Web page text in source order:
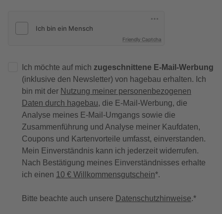
Friendly Captcha
Ich möchte auf mich zugeschnittene E-Mail-Werbung
(inklusive den Newsletter) von hagebau erhalten. Ich
bin mit der Nutzung meiner personenbezogenen
Daten durch hagebau, die E-Mail-Werbung, die
Analyse meines E-Mail-Umgangs sowie die
Zusammenführung und Analyse meiner Kaufdaten,
Coupons und Kartenvorteile umfasst, einverstanden.
Mein Einverständnis kann ich jederzeit widerrufen.
Nach Bestätigung meines Einverständnisses erhalte
ich einen 10 € Willkommensgutschein*.
Bitte beachte auch unsere Datenschutzhinweise.